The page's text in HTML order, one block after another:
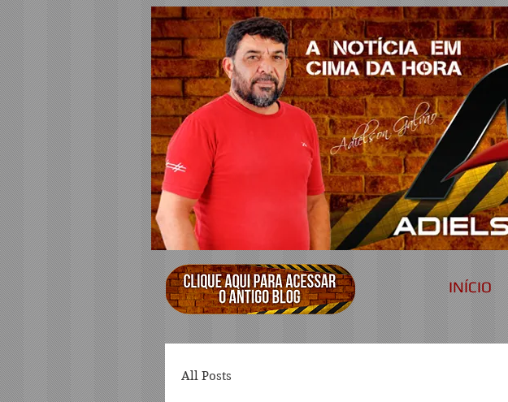
INÍCIO
All Posts